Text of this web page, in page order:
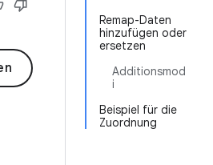
Remap-Daten
hinzufügen oder
ersetzen
Additionsmod
i
Beispiel für die
Zuordnung